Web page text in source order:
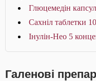
Глюцемедін
Сахніл таблетки
Інулін-Нео 5
Галенові